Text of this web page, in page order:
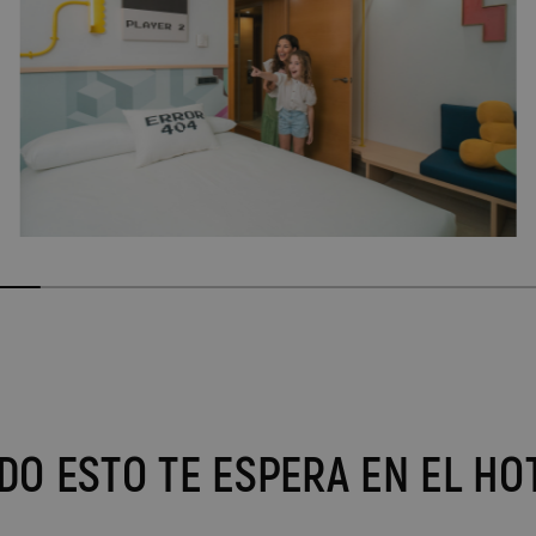
Hotel Vila-Real Palace
Hotel Vila-real Marina Azul
ESTO TE ESPERA EN EL